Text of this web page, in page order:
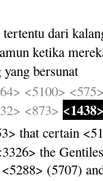
tertentu dari
ketika
yang bersunat
<5100>
<873>
that certain
the
(5707)